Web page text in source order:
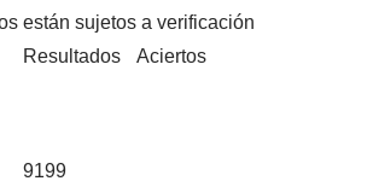
están sujetos a verificación
Resultados
Aciertos
9199